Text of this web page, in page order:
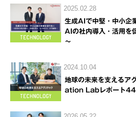
2025.02.28
生成AIで中堅・中小企
AIの社内導入・活用を
～
2024.10.04
地球の未来を支える
ation Labレポート44